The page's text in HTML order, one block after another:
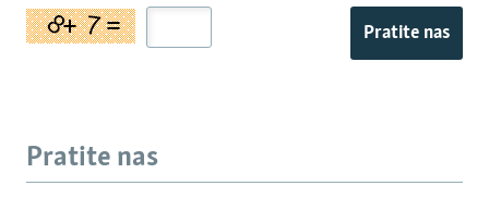
Pratite nas
Pratite nas